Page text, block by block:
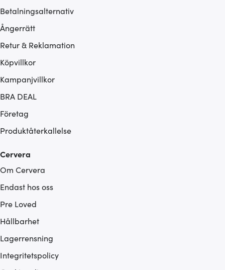
Betalningsalternativ
Ångerrätt
Retur & Reklamation
Köpvillkor
Kampanjvillkor
BRA DEAL
Företag
Produktåterkallelse
Cervera
Om Cervera
Endast hos oss
Pre Loved
Hållbarhet
Lagerrensning
Integritetspolicy